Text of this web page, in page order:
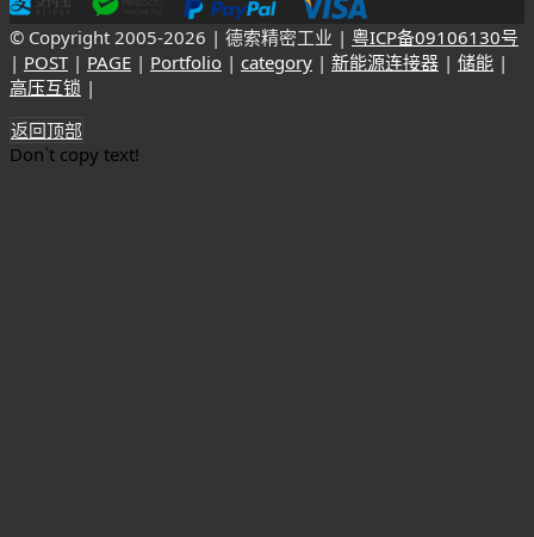
© Copyright 2005-2026 | 德索精密工业 | 粤ICP备09106130号
| POST| PAGE | Portfolio | category | 新能源连接器 | 储能 |
高压互锁 |
返回顶部
Don`t copy text!